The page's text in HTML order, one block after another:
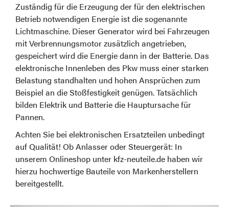
Zuständig für die Erzeugung der für den elektrischen
Betrieb notwendigen Energie ist die sogenannte
Lichtmaschine. Dieser Generator wird bei Fahrzeugen
mit Verbrennungsmotor zusätzlich angetrieben,
gespeichert wird die Energie dann in der Batterie. Das
elektronische Innenleben des Pkw muss einer starken
Belastung standhalten und hohen Ansprüchen zum
Beispiel an die Stoßfestigkeit genügen. Tatsächlich
bilden Elektrik und Batterie die Hauptursache für
Pannen.
Achten Sie bei elektronischen Ersatzteilen unbedingt
auf Qualität! Ob Anlasser oder Steuergerät: In
unserem Onlineshop unter kfz-neuteile.de haben wir
hierzu hochwertige Bauteile von Markenherstellern
bereitgestellt.